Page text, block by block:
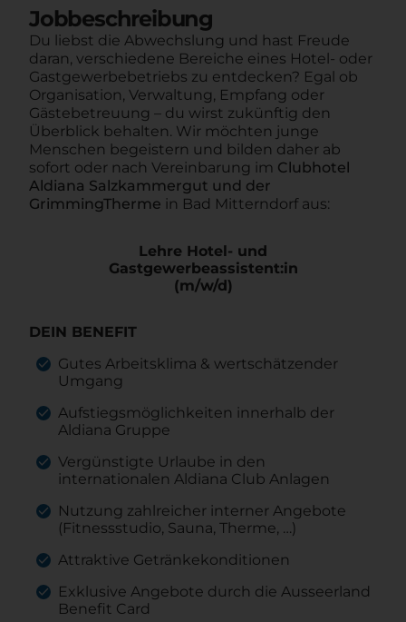
Jobbeschreibung
Du liebst die Abwechslung und hast Freude
daran, verschiedene Bereiche eines Hotel- oder
Gastgewerbebetriebs zu entdecken? Egal ob
Organisation, Verwaltung, Empfang oder
Gästebetreuung – du wirst zukünftig den
Überblick behalten. Wir möchten junge
Menschen begeistern und bilden daher ab
sofort oder nach Vereinbarung im Clubhotel
Aldiana Salzkammergut und der
GrimmingTherme in Bad Mitterndorf aus:
Lehre Hotel- und
Gastgewerbeassistent:in
(m/w/d)
DEIN BENEFIT
Gutes Arbeitsklima & wertschätzender
Umgang
Aufstiegsmöglichkeiten innerhalb der
Aldiana Gruppe
Vergünstigte Urlaube in den
internationalen Aldiana Club Anlagen
Nutzung zahlreicher interner Angebote
(Fitnessstudio, Sauna, Therme, …)
Attraktive Getränkekonditionen
Exklusive Angebote durch die Ausseerland
Benefit Card